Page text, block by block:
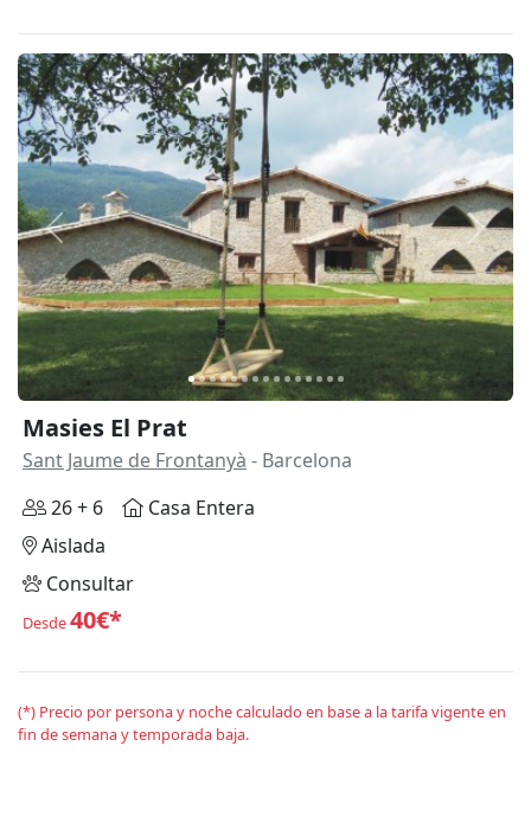
Anterior
Masies El Prat
Sant Jaume de Frontanyà - Barcelona
26 + 6
Casa Entera
Aislada
Consultar
Desde40€*
(*) Precio por persona y noche calculado en base a la tarifa vigente en
fin de semana y temporada baja.